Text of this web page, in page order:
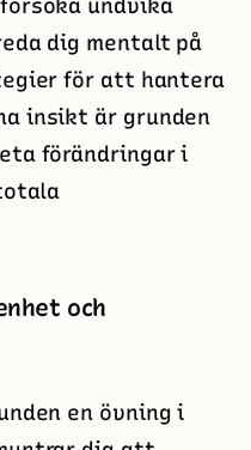
undvika
dig mentalt på
för att hantera
insikt är grunden
förändringar i
och
en övning i